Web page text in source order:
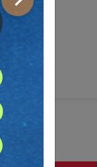
Sonraki